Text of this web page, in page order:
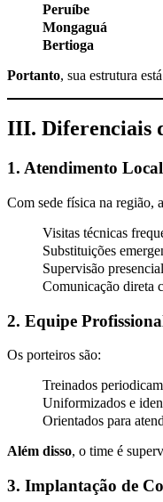
Peruíbe
Mongaguá
Bertioga
Portanto, sua estrutura
III. Diferenciais
1. Atendimento
Com sede física na região,
Visitas técnicas
Substituições
Supervisão presencial
Comunicação direta
2. Equipe
Os porteiros são:
Treinados
Uniformizados e
Orientados para
Além disso, o time é
3. Implantação de